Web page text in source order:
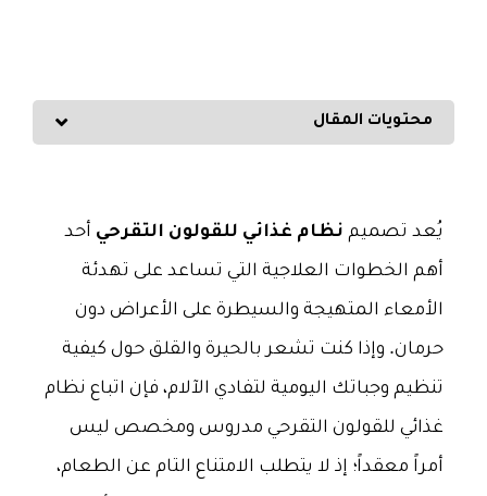
محتويات المقال
يُعد تصميم نظام غذائي للقولون التقرحي أحد
أهم الخطوات العلاجية التي تساعد على تهدئة
الأمعاء المتهيجة والسيطرة على الأعراض دون
حرمان. وإذا كنت تشعر بالحيرة والقلق حول كيفية
تنظيم وجباتك اليومية لتفادي الآلام، فإن اتباع نظام
غذائي للقولون التقرحي مدروس ومخصص ليس
أمراً معقداً؛ إذ لا يتطلب الامتناع التام عن الطعام،